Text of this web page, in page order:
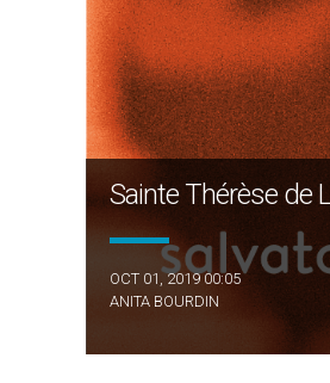
Sainte Thérèse de
OCT 01, 2019 00:05
ANITA BOURDIN